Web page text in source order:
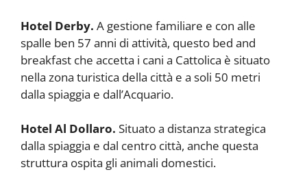
Hotel Derby. A gestione familiare e con alle
spalle ben 57 anni di attività, questo bed and
breakfast che accetta i cani a Cattolica è situato
nella zona turistica della città e a soli 50 metri
dalla spiaggia e dall’Acquario.
Hotel Al Dollaro. Situato a distanza strategica
dalla spiaggia e dal centro città, anche questa
struttura ospita gli animali domestici.